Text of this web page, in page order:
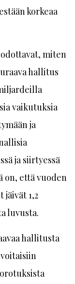
korkeaa
miten
hallitus
vaikutuksia
ja
ja siirtyessä
on, että vuoden
jäivät 1,2
luvusta.
hallitusta